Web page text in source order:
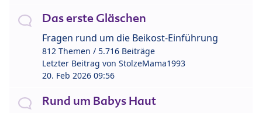
Das erste Gläschen
Fragen rund um die Beikost-Einführung
812 Themen / 5.716 Beiträge
Letzter Beitrag von StolzeMama1993
20. Feb 2026 09:56
Rund um Babys Haut